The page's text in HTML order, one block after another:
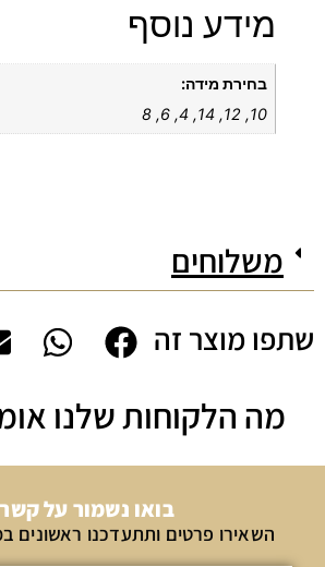
מידע נוסף
בחירת מידה:
10, 12, 14, 4, 6, 8
משלוחים
שתפו מוצר זה
מה הלקוחות שלנו
בואו נשמור על
השאירו פרטים ותתעדכנו ראשונים